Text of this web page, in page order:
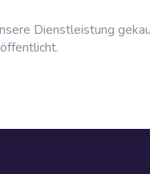
Dienstleistung